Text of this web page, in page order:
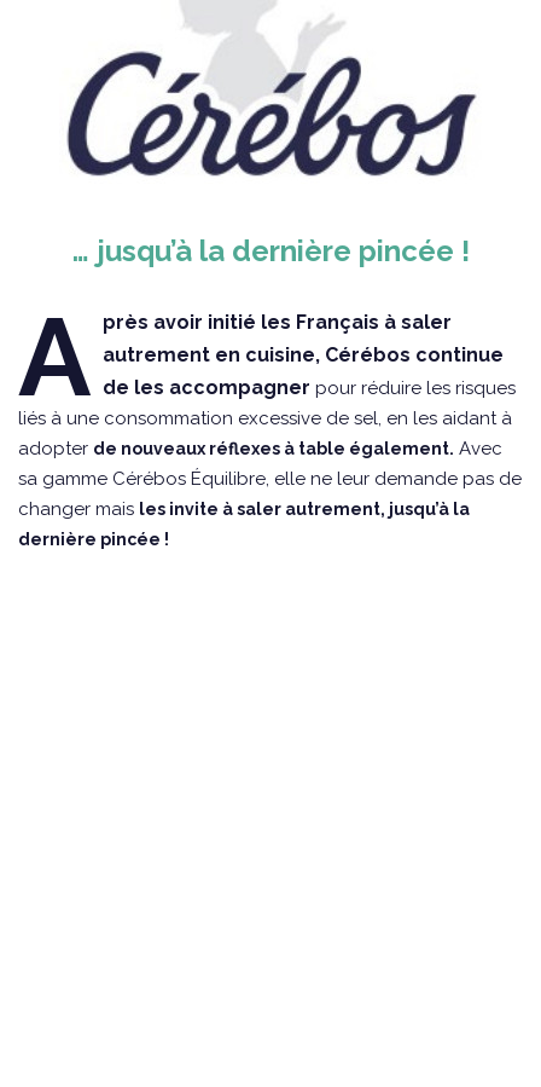
… jusqu’à la dernière pincée !
A près avoir initié les Français à saler
autrement en cuisine, Cérébos continue
de les accompagner pour réduire les risques
liés à une consommation excessive de sel, en les aidant à
adopter de nouveaux réflexes à table également. Avec
sa gamme Cérébos Équilibre, elle ne leur demande pas de
changer mais les invite à saler autrement, jusqu’à la
dernière pincée !